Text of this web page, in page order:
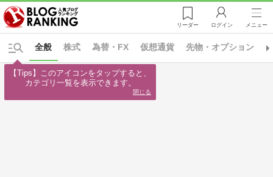
リーダー ログイン メニュー
株式 為替・FX 仮想通貨 先物・オプション
全般
【Tips】このアイコンをタップすると、
カテゴリ一覧を表示できます。
閉じる